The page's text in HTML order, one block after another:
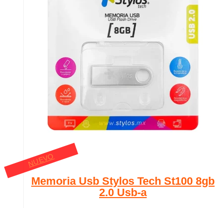
NUEVO
Memoria Usb Stylos Tech St100 8gb
2.0 Usb-a